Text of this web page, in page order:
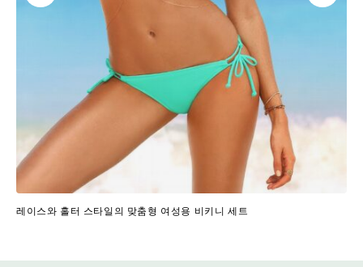
레이스와 홀터 스타일의 맞춤형 여성용 비키니 세트